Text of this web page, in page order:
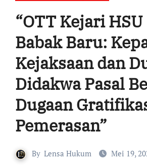
“OTT Kejari
Babak Baru:
Kejaksaan dan
Didakwa Pasal
Dugaan
Pemerasan”
By Lensa Hukum Mei 19,